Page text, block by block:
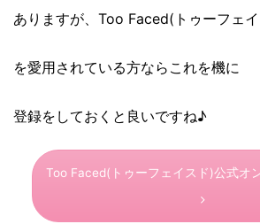
ありますが、Too Faced(トゥーフェ
を愛用されている方ならこれを機に
登録をしておくと良いですね♪
Too Faced(トゥーフェイスド)公式オ